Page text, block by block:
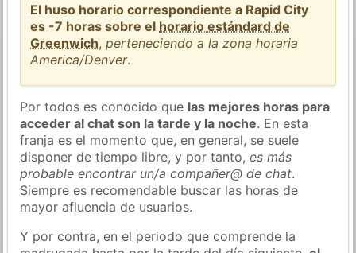
El huso horario correspondiente a Rapid City
es -7 horas sobre el horario estándard de
Greenwich,perteneciendo a la zona horaria
America/Denver.
Por todos es conocido que las mejores horas para
acceder al chat son la tarde y la noche. En esta
franja es el momento que, en general, se suele
disponer de tiempo libre, y por tanto,es más
probable encontrar un/a compañer@ de chat.
Siempre es recomendable buscar las horas de
mayor afluencia de usuarios.
Y por contra, en el periodo que comprende la